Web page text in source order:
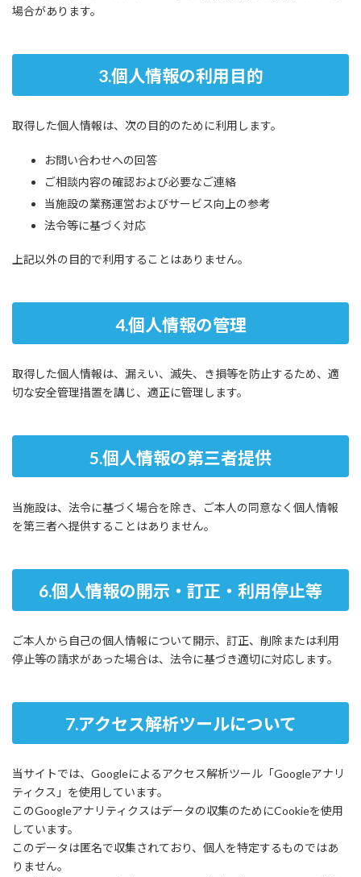
場合があります。
3.個人情報の利用目的
取得した個人情報は、次の目的のために利用します。
お問い合わせへの回答
ご相談内容の確認および必要なご連絡
当施設の業務運営およびサービス向上の参考
法令等に基づく対応
上記以外の目的で利用することはありません。
4.個人情報の管理
取得した個人情報は、漏えい、滅失、き損等を防止するため、適
切な安全管理措置を講じ、適正に管理します。
5.個人情報の第三者提供
当施設は、法令に基づく場合を除き、ご本人の同意なく個人情報
を第三者へ提供することはありません。
6.個人情報の開示・訂正・利用停止等
ご本人から自己の個人情報について開示、訂正、削除または利用
停止等の請求があった場合は、法令に基づき適切に対応します。
7.アクセス解析ツールについて
当サイトでは、Googleによるアクセス解析ツール「Googleアナリ
ティクス」を使用しています。
このGoogleアナリティクスはデータの収集のためにCookieを使用
しています。
このデータは匿名で収集されており、個人を特定するものではあ
りません。